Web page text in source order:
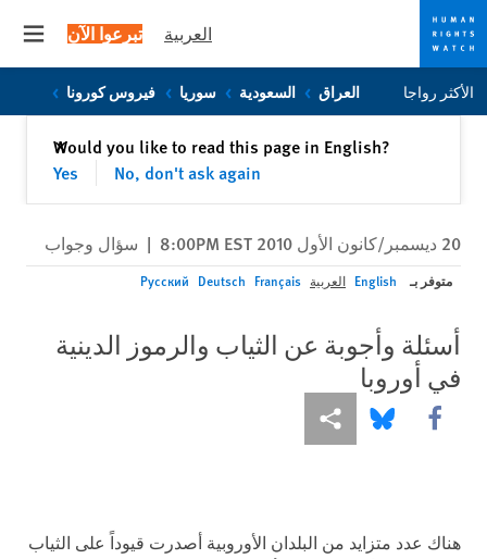
Skip
to
Skip
to
العربية تبرعوا الآن
الأكثر رواجا العراق السعودية سوريا فيروس كورونا
Would you like to read this page in English?
Yes
No, don't ask again
✕إغلاق
20 ديسمبر/كانون الأول 2010 8:00PM EST | سؤال وجواب
متوفر بـ English العربية Français
Deutsch
Русский
أسئلة وأجوبة عن الثياب والرموز الدينية
في أوروبا
Share this via Facebook
Share this via Bluesky
Share this via مشاركة
هناك عدد متزايد من البلدان الأوروبية أصدرت قيوداً على الثياب